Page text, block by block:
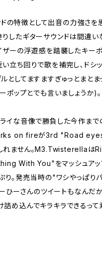
の特徴として出音の力強さを思
したギターサウンドは間違い
ザーの浮遊感を踏襲したキー
立ち回りで歌を補完し、ドシ
としてますますぎゅっとまと
ポップとでも言いましょうか)。
ライな音像で勝負した今作ま
on fireが3rd "Road
れません。M3.Twisterellaは
With You"をマッシュアッ
り。発売当時の"ワシやっぱり
ひーさんのツイートもなんだ
め込んでキラキラできるって